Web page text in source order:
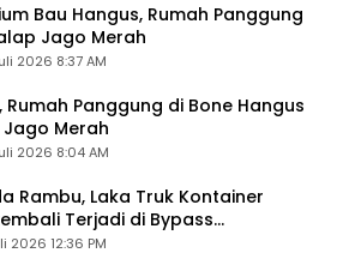
Bau Hangus, Rumah Panggung
Jago Merah
2026 8:37 AM
Rumah Panggung di Bone Hangus
Jago Merah
2026 8:04 AM
Rambu, Laka Truk Kontainer
Terjadi di Bypass
2026 12:36 PM